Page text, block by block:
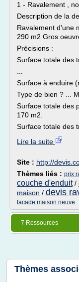
1 - Ravalement ,
Description de la
Ravalement d'une
290 m2 Gros
Précisions :
Surface totale des
Surface à enduire
Type de bien ? ...
Surface totale des
170 m2.
Surface totale des
Lire la suite
Site : http://
Thèmes liés : prix
couche d'enduit/
maison / devis
facade maison neuve
7 Ressources
Thèmes